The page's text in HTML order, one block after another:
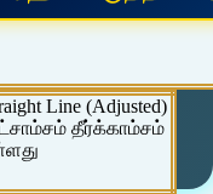
Line (Adjusted)
தீர்க்காம்சம்